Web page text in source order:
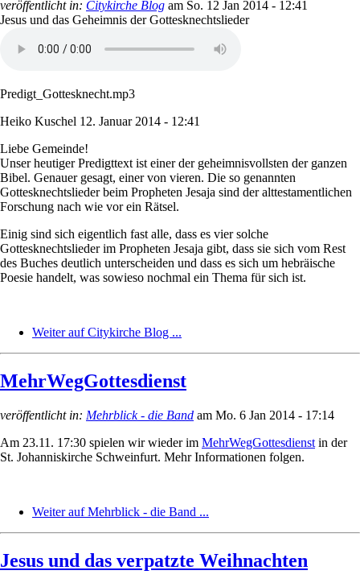
veröffentlicht in: Citykirche Blog am So. 12 Jan 2014 - 12:41
Jesus und das Geheimnis der Gottesknechtslieder
Predigt_Gottesknecht.mp3
Heiko Kuschel 12. Januar 2014 - 12:41
Liebe Gemeinde!
Unser heutiger Predigttext ist einer der geheimnisvollsten der ganzen
Bibel. Genauer gesagt, einer von vieren. Die so genannten
Gottesknechtslieder beim Propheten Jesaja sind der alttestamentlichen
Forschung nach wie vor ein Rätsel.
Einig sind sich eigentlich fast alle, dass es vier solche
Gottesknechtslieder im Propheten Jesaja gibt, dass sie sich vom Rest
des Buches deutlich unterscheiden und dass es sich um hebräische
Poesie handelt, was sowieso nochmal ein Thema für sich ist.
Weiter auf Citykirche Blog ...
MehrWegGottesdienst
veröffentlicht in: Mehrblick - die Band am Mo. 6 Jan 2014 - 17:14
Am 23.11. 17:30 spielen wir wieder im MehrWegGottesdienst in der
St. Johanniskirche Schweinfurt. Mehr Informationen folgen.
Weiter auf Mehrblick - die Band ...
Jesus und das verpatzte Weihnachten